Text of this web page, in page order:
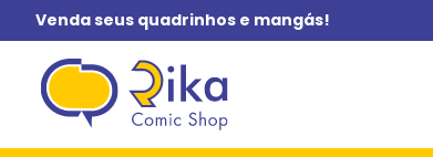
Venda seus quadrinhos e mangás!